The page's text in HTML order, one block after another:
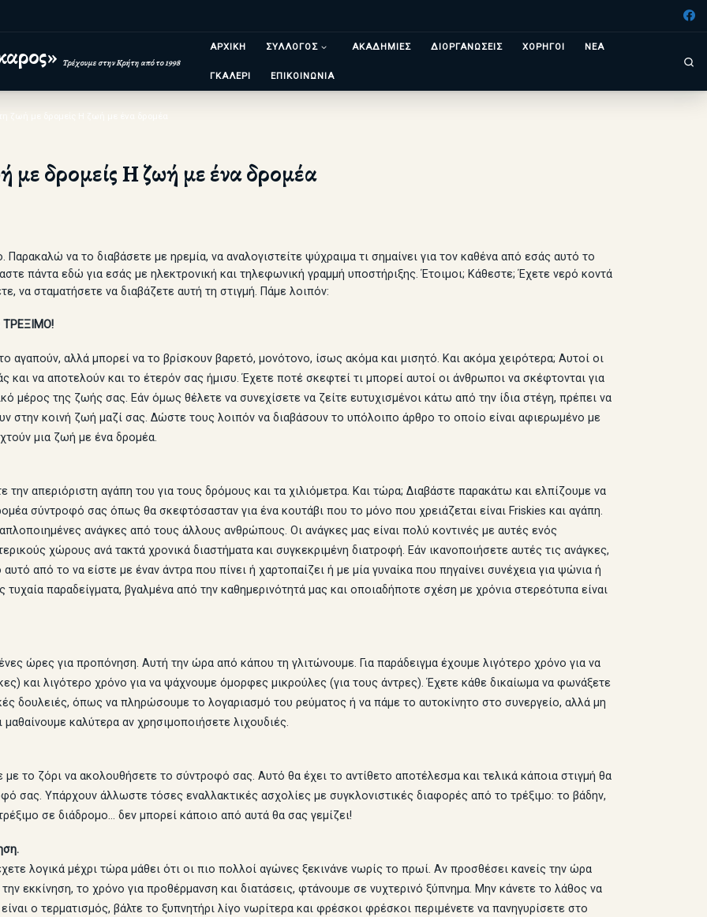
Τρέχουμε στην Κρήτη από το 1998
ΑΡΧΙΚΗ ΣΥΛΛΟΓΟΣ ΑΚΑΔΗΜΙΕΣ ΔΙΟΡΓΑΝΩΣΕΙΣ ΧΟΡΗΓΟΙ ΝΕΑ
ΓΚΑΛΕΡΙ ΕΠΙΚΟΙΝΩΝΙΑ
με δρομείς Η ζωή με ένα δρομέα
να το διαβάσετε με ηρεμία, να αναλογιστείτε ψύχραιμα τι σημαίνει για τον καθένα από εσάς αυτό το
πάντα εδώ για εσάς με ηλεκτρονική και τηλεφωνική γραμμή υποστήριξης. Έτοιμοι; Κάθεστε; Έχετε νερό κοντά
να σταματήσετε να διαβάζετε αυτή τη στιγμή. Πάμε λοιπόν:
αγαπούν, αλλά μπορεί να το βρίσκουν βαρετό, μονότονο, ίσως ακόμα και μισητό. Και ακόμα χειρότερα; Αυτοί οι
και να αποτελούν και το έτερόν σας ήμισυ. Έχετε ποτέ σκεφτεί τι μπορεί αυτοί οι άνθρωποι να σκέφτονται για
μέρος της ζωής σας. Εάν όμως θέλετε να συνεχίσετε να ζείτε ευτυχισμένοι κάτω από την ίδια στέγη, πρέπει να
στην κοινή ζωή μαζί σας. Δώστε τους λοιπόν να διαβάσουν το υπόλοιπο άρθρο το οποίο είναι αφιερωμένο με
μια ζωή με ένα δρομέα.
απεριόριστη αγάπη του για τους δρόμους και τα χιλιόμετρα. Και τώρα; Διαβάστε παρακάτω και ελπίζουμε να
σύντροφό σας όπως θα σκεφτόσασταν για ένα κουτάβι που το μόνο που χρειάζεται είναι Friskies και αγάπη.
ανάγκες από τους άλλους ανθρώπους. Οι ανάγκες μας είναι πολύ κοντινές με αυτές ενός
χώρους ανά τακτά χρονικά διαστήματα και συγκεκριμένη διατροφή. Εάν ικανοποιήσετε αυτές τις ανάγκες,
από το να είστε με έναν άντρα που πίνει ή χαρτοπαίζει ή με μία γυναίκα που πηγαίνει συνέχεια για ψώνια ή
παραδείγματα, βγαλμένα από την καθημερινότητά μας και οποιαδήποτε σχέση με χρόνια στερεότυπα είναι
ώρες για προπόνηση. Αυτή την ώρα από κάπου τη γλιτώνουμε. Για παράδειγμα έχουμε λιγότερο χρόνο για να
και λιγότερο χρόνο για να ψάχνουμε όμορφες μικρούλες (για τους άντρες). Έχετε κάθε δικαίωμα να φωνάξετε
δουλειές, όπως να πληρώσουμε το λογαριασμό του ρεύματος ή να πάμε το αυτοκίνητο στο συνεργείο, αλλά μη
καλύτερα αν χρησιμοποιήσετε λιχουδιές.
το ζόρι να ακολουθήσετε το σύντροφό σας. Αυτό θα έχει το αντίθετο αποτέλεσμα και τελικά κάποια στιγμή θα
σας. Υπάρχουν άλλωστε τόσες εναλλακτικές ασχολίες με συγκλονιστικές διαφορές από το τρέξιμο: το βάδην,
σε διάδρομο… δεν μπορεί κάποιο από αυτά θα σας γεμίζει!
λογικά μέχρι τώρα μάθει ότι οι πιο πολλοί αγώνες ξεκινάνε νωρίς το πρωί. Αν προσθέσει κανείς την ώρα
εκκίνηση, το χρόνο για προθέρμανση και διατάσεις, φτάνουμε σε νυχτερινό ξύπνημα. Μην κάνετε το λάθος να
ο τερματισμός, βάλτε το ξυπνητήρι λίγο νωρίτερα και φρέσκοι φρέσκοι περιμένετε να πανηγυρίσετε στο